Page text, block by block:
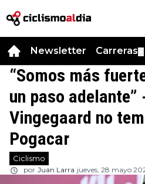
Newsletter Carreras
“Somos más
un paso adelante”
Vingegaard no
Pogacar
Ciclismo
por Juan Larra jueves, 28 mayo